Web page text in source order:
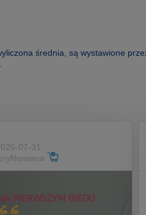
średnia, są wystawione
07-31